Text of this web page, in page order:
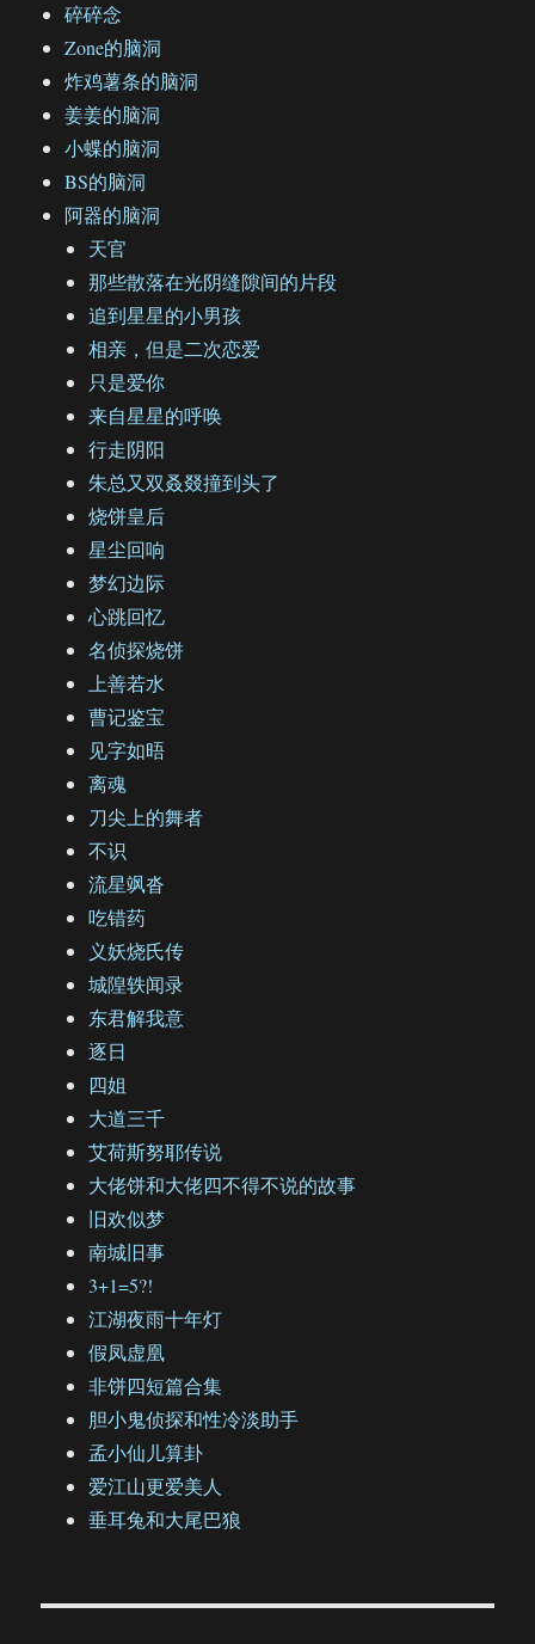
碎碎念
Zone的脑洞
炸鸡薯条的脑洞
姜姜的脑洞
小蝶的脑洞
BS的脑洞
阿器的脑洞
天官
那些散落在光阴缝隙间的片段
追到星星的小男孩
相亲，但是二次恋爱
只是爱你
来自星星的呼唤
行走阴阳
朱总又双叒叕撞到头了
烧饼皇后
星尘回响
梦幻边际
心跳回忆
名侦探烧饼
上善若水
曹记鉴宝
见字如晤
离魂
刀尖上的舞者
不识
流星飒沓
吃错药
义妖烧氏传
城隍轶闻录
东君解我意
逐日
四姐
大道三千
艾荷斯努耶传说
大佬饼和大佬四不得不说的故事
旧欢似梦
南城旧事
3+1=5?!
江湖夜雨十年灯
假凤虚凰
非饼四短篇合集
胆小鬼侦探和性冷淡助手
孟小仙儿算卦
爱江山更爱美人
垂耳兔和大尾巴狼